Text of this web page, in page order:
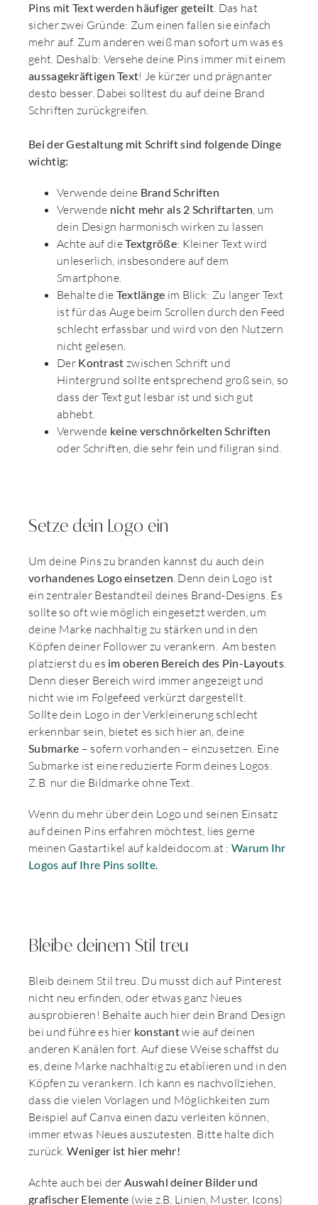
Pins mit Text werden häufiger geteilt. Das hat
sicher zwei Gründe: Zum einen fallen sie einfach
mehr auf. Zum anderen weiß man sofort um was es
geht. Deshalb: Versehe deine Pins immer mit einem
aussagekräftigen Text! Je kürzer und prägnanter
desto besser. Dabei solltest du auf deine Brand
Schriften zurückgreifen.
Bei der Gestaltung mit Schrift sind folgende Dinge
wichtig:
Verwende deine Brand Schriften
Verwende nicht mehr als 2 Schriftarten, um
dein Design harmonisch wirken zu lassen
Achte auf dieTextgröße: Kleiner Text wird
unleserlich, insbesondere auf dem
Smartphone.
Behalte die Textlänge im Blick: Zu langer Text
ist für das Auge beim Scrollen durch den Feed
schlecht erfassbar und wird von den Nutzern
nicht gelesen.
Der Kontrast zwischen Schrift und
Hintergrund sollte entsprechend groß sein, so
dass der Text gut lesbar ist und sich gut
abhebt.
Verwende keine verschnörkelten Schriften
oder Schriften, die sehr fein und filigran sind.
Setze dein Logo ein
Um deine Pins zu branden kannst du auch dein
vorhandenes Logo einsetzen. Denn dein Logo ist
ein zentraler Bestandteil deines Brand-Designs. Es
sollte so oft wie möglich eingesetzt werden, um
deine Marke nachhaltig zu stärken und in den
Köpfen deiner Follower zu verankern. Am besten
platzierst du es im oberen Bereich des Pin-Layouts.
Denn dieser Bereich wird immer angezeigt und
nicht wie im Folgefeed verkürzt dargestellt.
Sollte dein Logo in der Verkleinerung schlecht
erkennbar sein, bietet es sich hier an, deine
Submarke – sofern vorhanden – einzusetzen. Eine
Submarke ist eine reduzierte Form deines Logos.
Z.B. nur die Bildmarke ohne Text.
Wenn du mehr über dein Logo und seinen Einsatz
auf deinen Pins erfahren möchtest, lies gerne
meinen Gastartikel auf kaldeidocom.at : Warum Ihr
Logos auf Ihre Pins sollte.
Bleibe deinem Stil treu
Bleib deinem Stil treu. Du musst dich auf Pinterest
nicht neu erfinden, oder etwas ganz Neues
ausprobieren! Behalte auch hier dein Brand Design
bei und führe es hier konstantwie auf deinen
anderen Kanälen fort. Auf diese Weise schaffst du
es, deine Marke nachhaltig zu etablieren und in den
Köpfen zu verankern. Ich kann es nachvollziehen,
dass die vielen Vorlagen und Möglichkeiten zum
Beispiel auf Canva einen dazu verleiten können,
immer etwas Neues auszutesten. Bitte halte dich
zurück.Weniger ist hier mehr!
Achte auch bei der Auswahl deiner Bilder und
grafischer Elemente (wie z.B. Linien, Muster, Icons)